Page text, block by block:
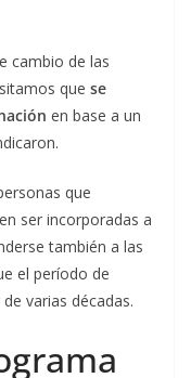
cambio de las
que se
en base a un
que
ser incorporadas a
también a las
el período de
varias décadas.